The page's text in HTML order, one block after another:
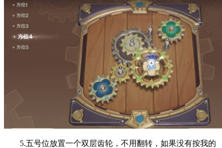
5.五号位放置一个双层齿轮，不用翻转，如果没有按我的